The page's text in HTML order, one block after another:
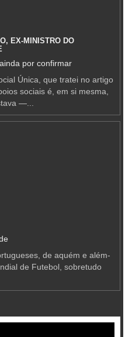
EX-MINISTRO DO
por confirmar
Única, que tratei no artigo
sociais é, em si mesma,
—...
de aquém e além-
de Futebol, sobretudo